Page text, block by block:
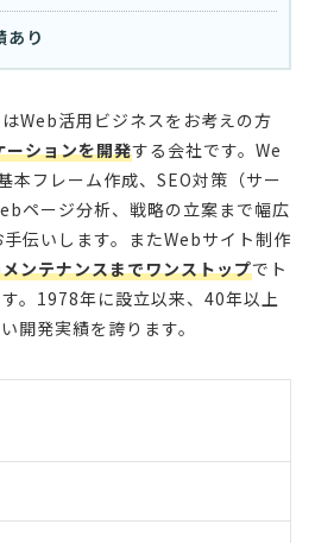
あり
Web活用ビジネスをお考えの方
ションを開発する会社です。We
本フレーム作成、SEO対策（サー
ページ分析、戦略の立案まで幅広
伝いします。またWebサイト制作
ンテナンスまでワンストップでト
。1978年に設立以来、40年以上
開発実績を誇ります。